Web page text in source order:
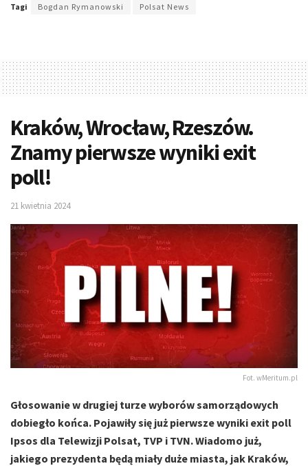
Tagi Bogdan Rymanowski Polsat News
Kraków, Wrocław, Rzeszów.
Znamy pierwsze wyniki exit
poll!
21 kwietnia 2024
Fot. wMeritum.pl
Głosowanie w drugiej turze wyborów samorządowych
dobiegło końca. Pojawiły się już pierwsze wyniki exit poll
Ipsos dla Telewizji Polsat, TVP i TVN. Wiadomo już,
jakiego prezydenta będą miały duże miasta, jak Kraków,